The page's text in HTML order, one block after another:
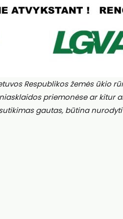
Respublikos žemės ūkio
priemonėse ar
gautas, būtina nurodyti